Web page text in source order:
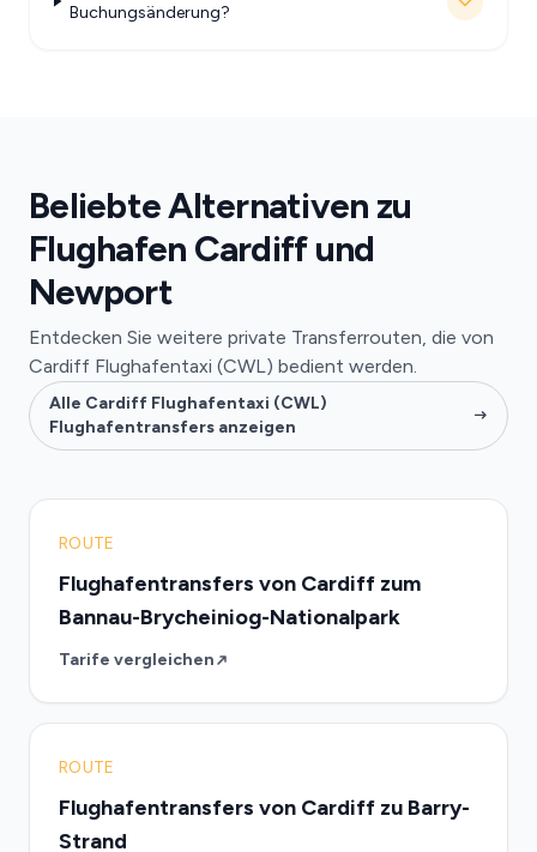
Buchungsänderung?
Beliebte Alternativen zu
Flughafen Cardiff und
Newport
Entdecken Sie weitere private Transferrouten, die von
Cardiff Flughafentaxi (CWL) bedient werden.
Alle Cardiff Flughafentaxi (CWL)
Flughafentransfers anzeigen
ROUTE
Flughafentransfers von Cardiff zum
Bannau-Brycheiniog-Nationalpark
Tarife vergleichen
ROUTE
Flughafentransfers von Cardiff zu Barry-
Strand